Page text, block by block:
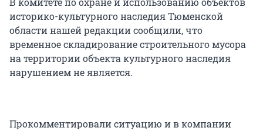
историко-культурного наследия Тюменской
области нашей редакции сообщили, что
временное складирование строительного мусора
на территории объекта культурного наследия
нарушением не является.
Прокомментировали ситуацию и в компании